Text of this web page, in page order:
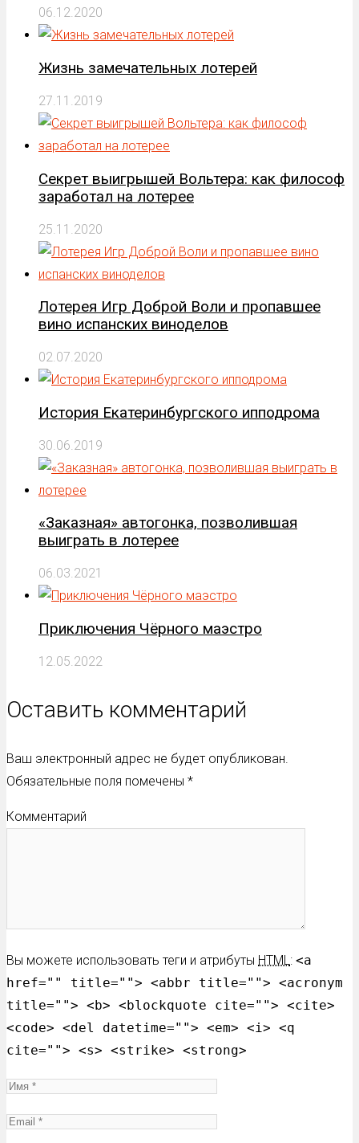
06.12.2020
Жизнь замечательных лотерей
27.11.2019
Секрет выигрышей Вольтера: как философ
заработал на лотерее
25.11.2020
Лотерея Игр Доброй Воли и пропавшее
вино испанских виноделов
02.07.2020
История Екатеринбургского ипподрома
30.06.2019
«Заказная» автогонка, позволившая
выиграть в лотерее
06.03.2021
Приключения Чёрного маэстро
12.05.2022
Оставить комментарий
Ваш электронный адрес не будет опубликован.
Обязательные поля помечены *
Комментарий
Вы можете использовать теги и атрибуты HTML : <a
href="" title=""> <abbr title=""> <acronym
title=""> <b> <blockquote cite=""> <cite>
<code> <del datetime=""> <em> <i> <q
cite=""> <s> <strike> <strong>